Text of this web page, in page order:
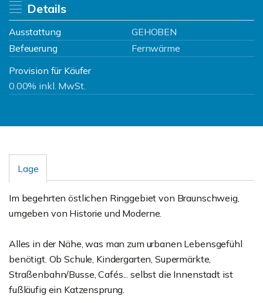
Details
Ausstattung
GEHOBEN
Befeuerung
Fernwärme
Provision für Käufer
0.00% inkl. MwSt.
Lage
Im begehrten östlichen Ringgebiet von Braunschweig,
umgeben von Historie und Moderne.
Alles in der Nähe, was man zum urbanen Lebensgefühl
benötigt. Ob Schule, Kindergarten, Supermärkte,
Straßenbahn/Busse, Cafés... selbst die Innenstadt ist
fußläufig ein Katzensprung.